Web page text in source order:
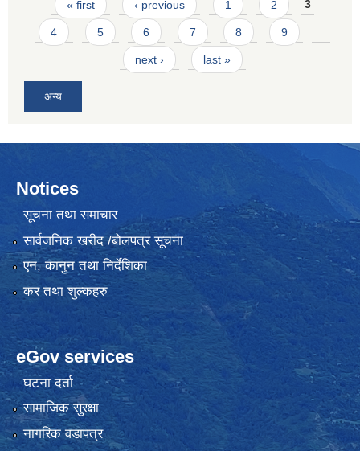
« first ‹ previous 1 2 3
4 5 6 7 8 9 …
next › last »
अन्य
Notices
सूचना तथा समाचार
सार्वजनिक खरीद /बोलपत्र सूचना
एन, कानुन तथा निर्देशिका
कर तथा शुल्कहरु
eGov services
घटना दर्ता
सामाजिक सुरक्षा
नागरिक वडापत्र